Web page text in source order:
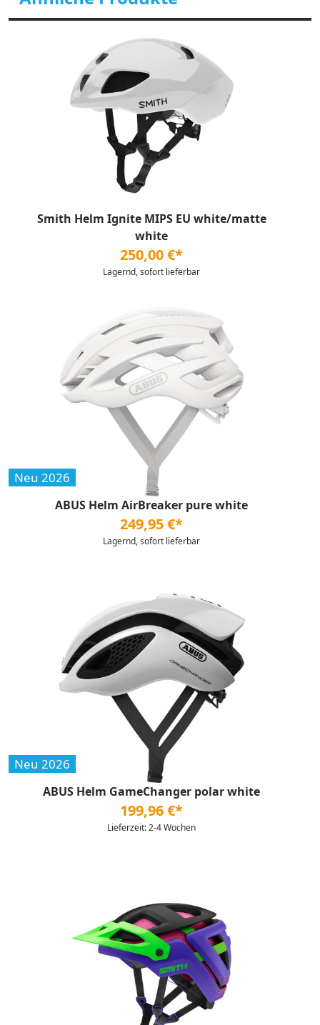
Smith Helm Ignite MIPS EU white/matte
white
250,00 €*
Lagernd, sofort lieferbar
Neu 2026
ABUS Helm AirBreaker pure white
249,95 €*
Lagernd, sofort lieferbar
Neu 2026
ABUS Helm GameChanger polar white
199,96 €*
Lieferzeit: 2-4 Wochen